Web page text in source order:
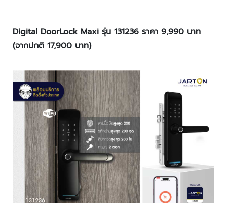
ห
ะ
แ
ล
เ
ค
รื่
อ
ง
เ
อ๊
ก
ซ
เ
ร
ย์
Digital DoorLock Maxi รุ่น 131236 ราคา 9,990 บาท
(จากปกติ 17,900 บาท)